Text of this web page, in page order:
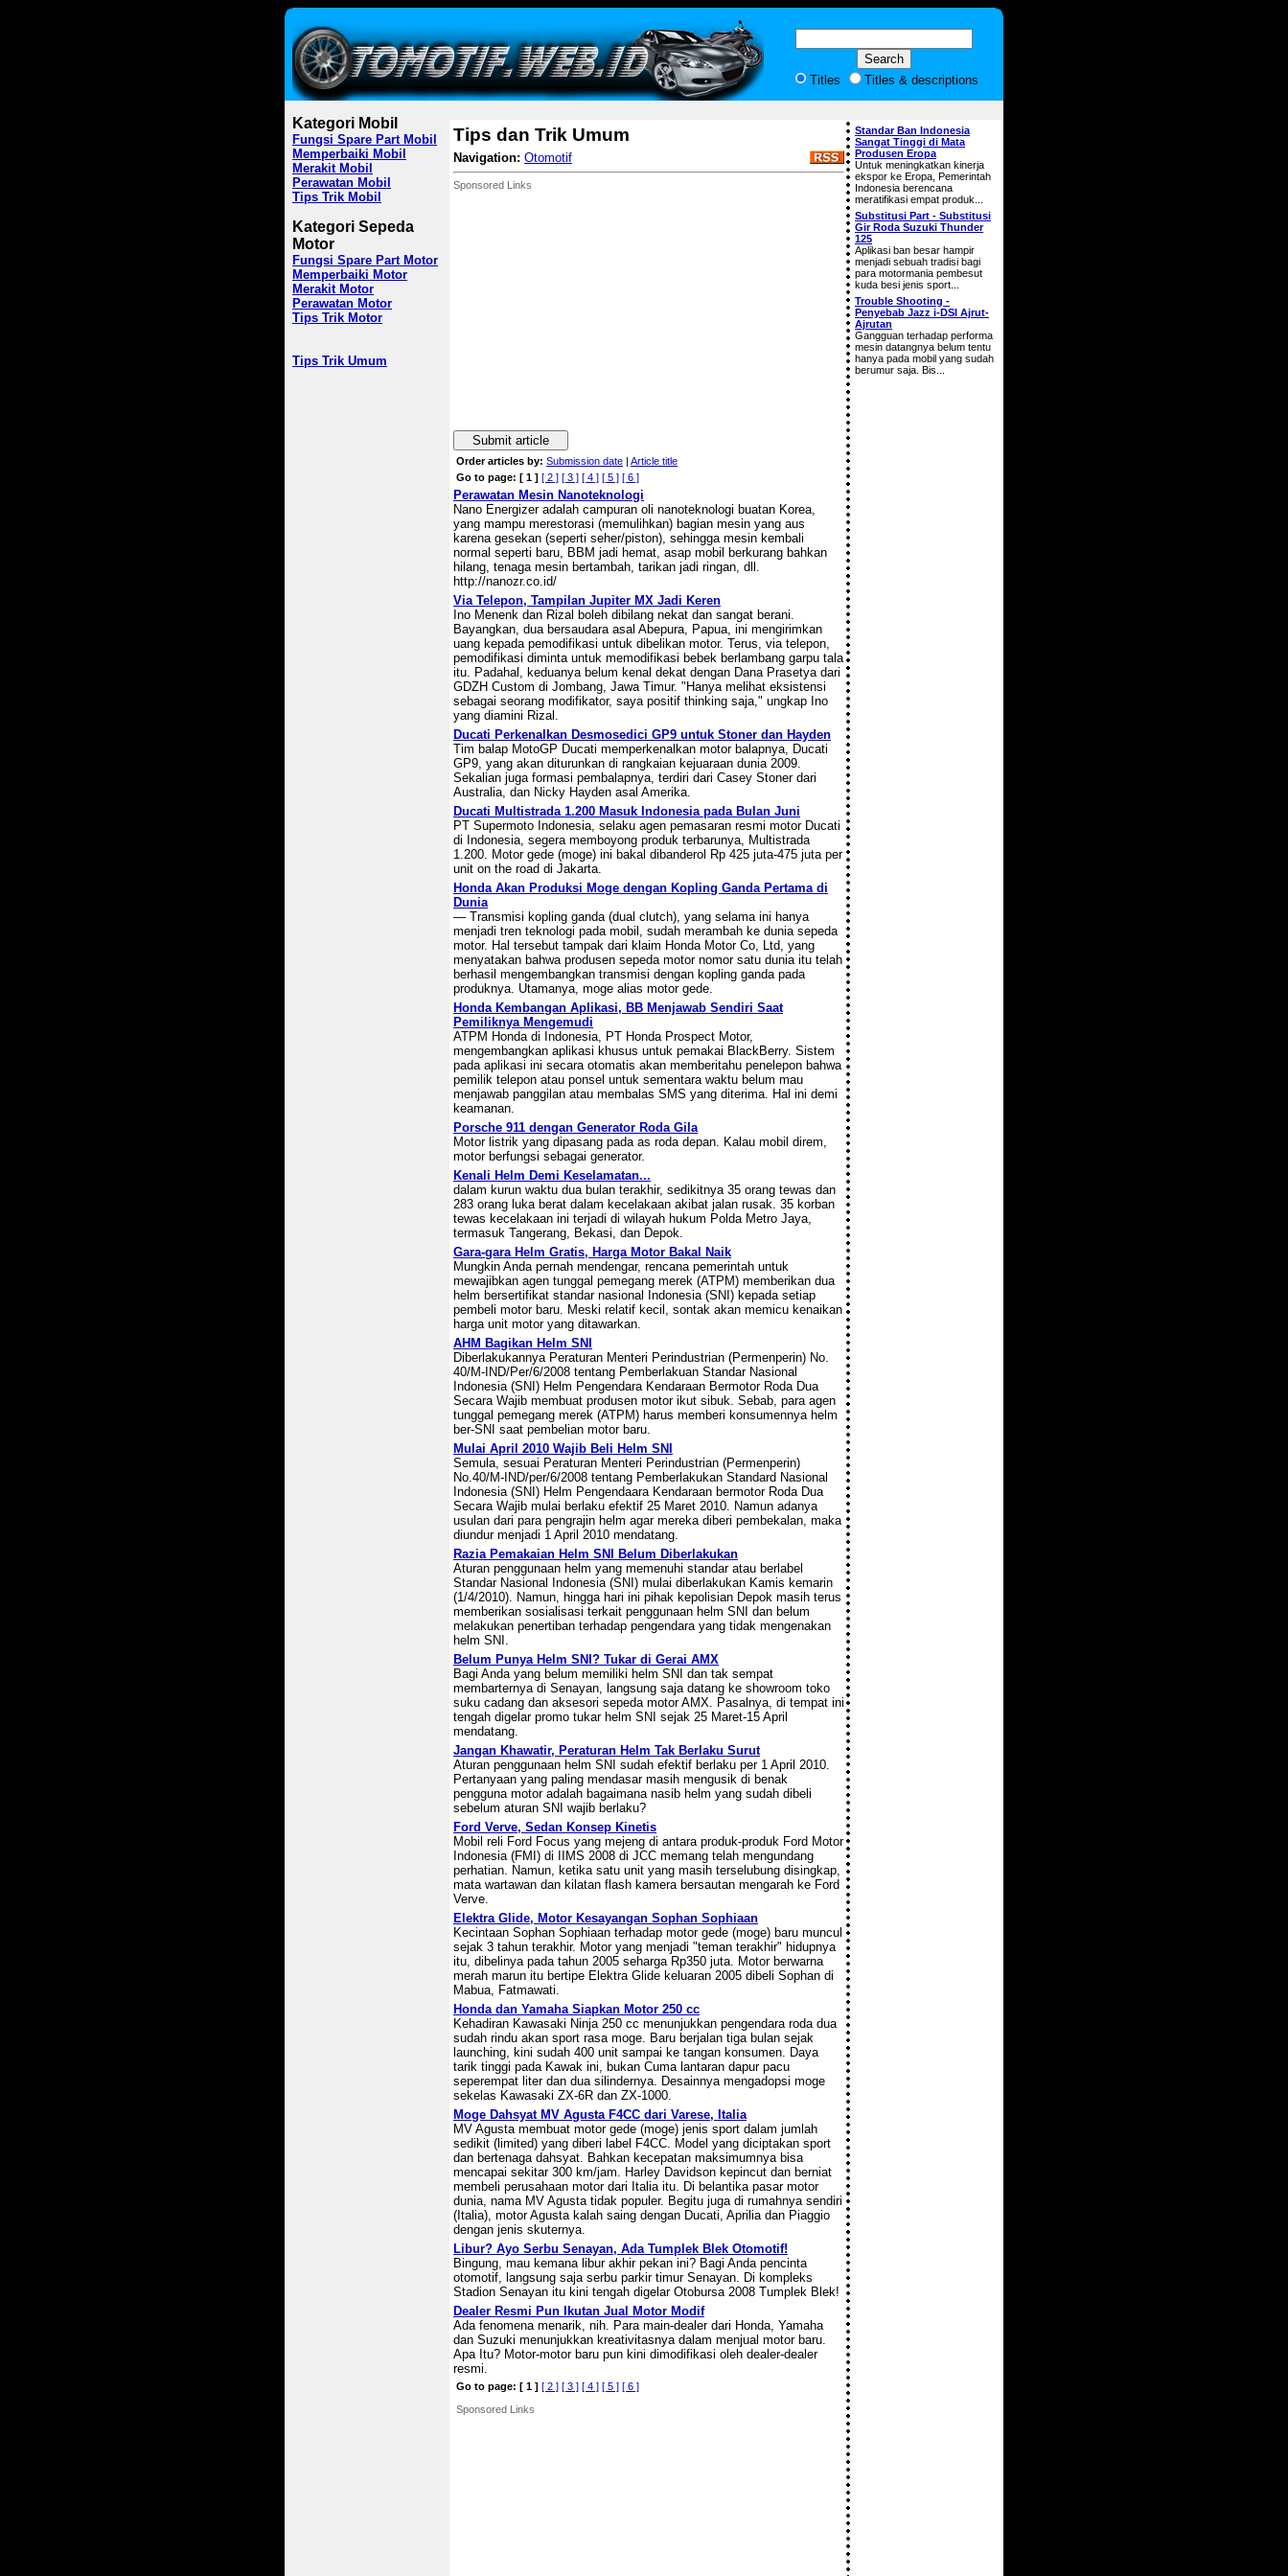
Titles Titles & descriptions
Kategori Mobil
Fungsi Spare Part Mobil
Memperbaiki Mobil
Merakit Mobil
Perawatan Mobil
Tips Trik Mobil
Kategori Sepeda
Motor
Fungsi Spare Part Motor
Memperbaiki Motor
Merakit Motor
Perawatan Motor
Tips Trik Motor
Tips Trik Umum
Tips dan Trik Umum
Navigation: Otomotif
Sponsored Links
Submit article
Order articles by: Submission date
Article title
Go to page: [ 1 ] [ 2 ] [ 3 ] [ 4 ] [ 5 ] [ 6 ]
Perawatan Mesin Nanoteknologi
Nano Energizer adalah campuran oli nanoteknologi buatan Korea,
yang mampu merestorasi (memulihkan) bagian mesin yang aus
karena gesekan (seperti seher/piston), sehingga mesin kembali
normal seperti baru, BBM jadi hemat, asap mobil berkurang bahkan
hilang, tenaga mesin bertambah, tarikan jadi ringan, dll.
http://nanozr.co.id/
Via Telepon, Tampilan Jupiter MX Jadi Keren
Ino Menenk dan Rizal boleh dibilang nekat dan sangat berani.
Bayangkan, dua bersaudara asal Abepura, Papua, ini mengirimkan
uang kepada pemodifikasi untuk dibelikan motor. Terus, via telepon,
pemodifikasi diminta untuk memodifikasi bebek berlambang garpu tala
itu. Padahal, keduanya belum kenal dekat dengan Dana Prasetya dari
GDZH Custom di Jombang, Jawa Timur. "Hanya melihat eksistensi
sebagai seorang modifikator, saya positif thinking saja," ungkap Ino
yang diamini Rizal.
Ducati Perkenalkan Desmosedici GP9 untuk Stoner dan Hayden
Tim balap MotoGP Ducati memperkenalkan motor balapnya, Ducati
GP9, yang akan diturunkan di rangkaian kejuaraan dunia 2009.
Sekalian juga formasi pembalapnya, terdiri dari Casey Stoner dari
Australia, dan Nicky Hayden asal Amerika.
Ducati Multistrada 1.200 Masuk Indonesia pada Bulan Juni
PT Supermoto Indonesia, selaku agen pemasaran resmi motor Ducati
di Indonesia, segera memboyong produk terbarunya, Multistrada
1.200. Motor gede (moge) ini bakal dibanderol Rp 425 juta-475 juta per
unit on the road di Jakarta.
Honda Akan Produksi Moge dengan Kopling Ganda Pertama di
Dunia
— Transmisi kopling ganda (dual clutch), yang selama ini hanya
menjadi tren teknologi pada mobil, sudah merambah ke dunia sepeda
motor. Hal tersebut tampak dari klaim Honda Motor Co, Ltd, yang
menyatakan bahwa produsen sepeda motor nomor satu dunia itu telah
berhasil mengembangkan transmisi dengan kopling ganda pada
produknya. Utamanya, moge alias motor gede.
Honda Kembangan Aplikasi, BB Menjawab Sendiri Saat
Pemiliknya Mengemudi
ATPM Honda di Indonesia, PT Honda Prospect Motor,
mengembangkan aplikasi khusus untuk pemakai BlackBerry. Sistem
pada aplikasi ini secara otomatis akan memberitahu penelepon bahwa
pemilik telepon atau ponsel untuk sementara waktu belum mau
menjawab panggilan atau membalas SMS yang diterima. Hal ini demi
keamanan.
Porsche 911 dengan Generator Roda Gila
Motor listrik yang dipasang pada as roda depan. Kalau mobil direm,
motor berfungsi sebagai generator.
Kenali Helm Demi Keselamatan...
dalam kurun waktu dua bulan terakhir, sedikitnya 35 orang tewas dan
283 orang luka berat dalam kecelakaan akibat jalan rusak. 35 korban
tewas kecelakaan ini terjadi di wilayah hukum Polda Metro Jaya,
termasuk Tangerang, Bekasi, dan Depok.
Gara-gara Helm Gratis, Harga Motor Bakal Naik
Mungkin Anda pernah mendengar, rencana pemerintah untuk
mewajibkan agen tunggal pemegang merek (ATPM) memberikan dua
helm bersertifikat standar nasional Indonesia (SNI) kepada setiap
pembeli motor baru. Meski relatif kecil, sontak akan memicu kenaikan
harga unit motor yang ditawarkan.
AHM Bagikan Helm SNI
Diberlakukannya Peraturan Menteri Perindustrian (Permenperin) No.
40/M-IND/Per/6/2008 tentang Pemberlakuan Standar Nasional
Indonesia (SNI) Helm Pengendara Kendaraan Bermotor Roda Dua
Secara Wajib membuat produsen motor ikut sibuk. Sebab, para agen
tunggal pemegang merek (ATPM) harus memberi konsumennya helm
ber-SNI saat pembelian motor baru.
Mulai April 2010 Wajib Beli Helm SNI
Semula, sesuai Peraturan Menteri Perindustrian (Permenperin)
No.40/M-IND/per/6/2008 tentang Pemberlakukan Standard Nasional
Indonesia (SNI) Helm Pengendaara Kendaraan bermotor Roda Dua
Secara Wajib mulai berlaku efektif 25 Maret 2010. Namun adanya
usulan dari para pengrajin helm agar mereka diberi pembekalan, maka
diundur menjadi 1 April 2010 mendatang.
Razia Pemakaian Helm SNI Belum Diberlakukan
Aturan penggunaan helm yang memenuhi standar atau berlabel
Standar Nasional Indonesia (SNI) mulai diberlakukan Kamis kemarin
(1/4/2010). Namun, hingga hari ini pihak kepolisian Depok masih terus
memberikan sosialisasi terkait penggunaan helm SNI dan belum
melakukan penertiban terhadap pengendara yang tidak mengenakan
helm SNI.
Belum Punya Helm SNI? Tukar di Gerai AMX
Bagi Anda yang belum memiliki helm SNI dan tak sempat
membarternya di Senayan, langsung saja datang ke showroom toko
suku cadang dan aksesori sepeda motor AMX. Pasalnya, di tempat ini
tengah digelar promo tukar helm SNI sejak 25 Maret-15 April
mendatang.
Jangan Khawatir, Peraturan Helm Tak Berlaku Surut
Aturan penggunaan helm SNI sudah efektif berlaku per 1 April 2010.
Pertanyaan yang paling mendasar masih mengusik di benak
pengguna motor adalah bagaimana nasib helm yang sudah dibeli
sebelum aturan SNI wajib berlaku?
Ford Verve, Sedan Konsep Kinetis
Mobil reli Ford Focus yang mejeng di antara produk-produk Ford Motor
Indonesia (FMI) di IIMS 2008 di JCC memang telah mengundang
perhatian. Namun, ketika satu unit yang masih terselubung disingkap,
mata wartawan dan kilatan flash kamera bersautan mengarah ke Ford
Verve.
Elektra Glide, Motor Kesayangan Sophan Sophiaan
Kecintaan Sophan Sophiaan terhadap motor gede (moge) baru muncul
sejak 3 tahun terakhir. Motor yang menjadi "teman terakhir" hidupnya
itu, dibelinya pada tahun 2005 seharga Rp350 juta. Motor berwarna
merah marun itu bertipe Elektra Glide keluaran 2005 dibeli Sophan di
Mabua, Fatmawati.
Honda dan Yamaha Siapkan Motor 250 cc
Kehadiran Kawasaki Ninja 250 cc menunjukkan pengendara roda dua
sudah rindu akan sport rasa moge. Baru berjalan tiga bulan sejak
launching, kini sudah 400 unit sampai ke tangan konsumen. Daya
tarik tinggi pada Kawak ini, bukan Cuma lantaran dapur pacu
seperempat liter dan dua silindernya. Desainnya mengadopsi moge
sekelas Kawasaki ZX-6R dan ZX-1000.
Moge Dahsyat MV Agusta F4CC dari Varese, Italia
MV Agusta membuat motor gede (moge) jenis sport dalam jumlah
sedikit (limited) yang diberi label F4CC. Model yang diciptakan sport
dan bertenaga dahsyat. Bahkan kecepatan maksimumnya bisa
mencapai sekitar 300 km/jam. Harley Davidson kepincut dan berniat
membeli perusahaan motor dari Italia itu. Di belantika pasar motor
dunia, nama MV Agusta tidak populer. Begitu juga di rumahnya sendiri
(Italia), motor Agusta kalah saing dengan Ducati, Aprilia dan Piaggio
dengan jenis skuternya.
Libur? Ayo Serbu Senayan, Ada Tumplek Blek Otomotif!
Bingung, mau kemana libur akhir pekan ini? Bagi Anda pencinta
otomotif, langsung saja serbu parkir timur Senayan. Di kompleks
Stadion Senayan itu kini tengah digelar Otobursa 2008 Tumplek Blek!
Dealer Resmi Pun Ikutan Jual Motor Modif
Ada fenomena menarik, nih. Para main-dealer dari Honda, Yamaha
dan Suzuki menunjukkan kreativitasnya dalam menjual motor baru.
Apa Itu? Motor-motor baru pun kini dimodifikasi oleh dealer-dealer
resmi.
Go to page: [ 1 ] [ 2 ] [ 3 ] [ 4 ] [ 5 ] [ 6 ]
Sponsored Links
Standar Ban Indonesia
Sangat Tinggi di Mata
Produsen Eropa
Untuk meningkatkan kinerja
ekspor ke Eropa, Pemerintah
Indonesia berencana
meratifikasi empat produk...
Substitusi Part - Substitusi
Gir Roda Suzuki Thunder
125
Aplikasi ban besar hampir
menjadi sebuah tradisi bagi
para motormania pembesut
kuda besi jenis sport...
Trouble Shooting -
Penyebab Jazz i-DSI Ajrut-
Ajrutan
Gangguan terhadap performa
mesin datangnya belum tentu
hanya pada mobil yang sudah
berumur saja. Bis...